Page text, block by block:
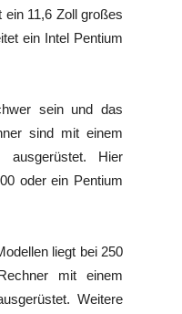
11,6 Zoll großes
ein Intel Pentium
sein und das
sind mit einem
ausgerüstet. Hier
oder ein Pentium
liegt bei 250
mit einem
Weitere